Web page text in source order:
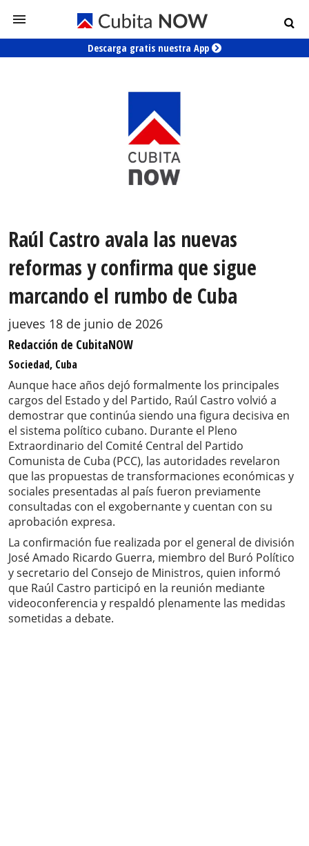
Descarga gratis nuestra App
Raúl Castro avala las nuevas
reformas y confirma que sigue
marcando el rumbo de Cuba
jueves 18 de junio de 2026
Redacción de CubitaNOW
Sociedad, Cuba
Aunque hace años dejó formalmente los principales
cargos del Estado y del Partido, Raúl Castro volvió a
demostrar que continúa siendo una figura decisiva en
el sistema político cubano. Durante el Pleno
Extraordinario del Comité Central del Partido
Comunista de Cuba (PCC), las autoridades revelaron
que las propuestas de transformaciones económicas y
sociales presentadas al país fueron previamente
consultadas con el exgobernante y cuentan con su
aprobación expresa.
La confirmación fue realizada por el general de división
José Amado Ricardo Guerra, miembro del Buró Político
y secretario del Consejo de Ministros, quien informó
que Raúl Castro participó en la reunión mediante
videoconferencia y respaldó plenamente las medidas
sometidas a debate.